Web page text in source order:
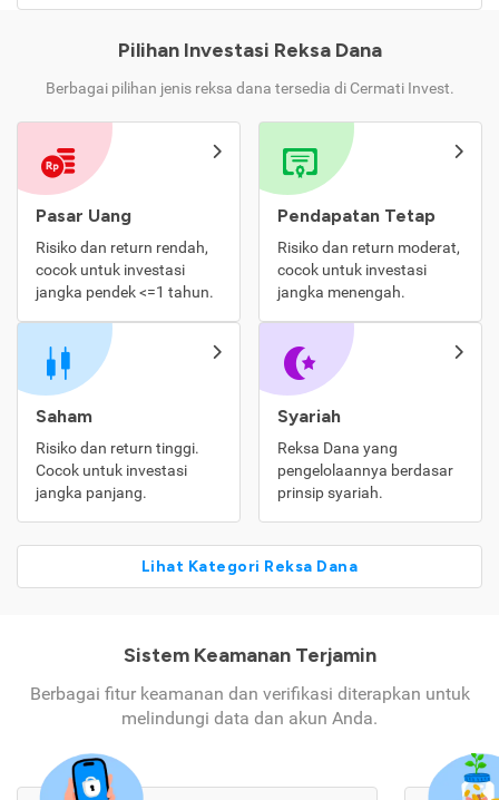
Pilihan Investasi Reksa Dana
Berbagai pilihan jenis reksa dana tersedia di Cermati Invest.
Pasar Uang
Risiko dan return rendah,
cocok untuk investasi
jangka pendek <=1 tahun.
Pendapatan Tetap
Risiko dan return moderat,
cocok untuk investasi
jangka menengah.
Saham
Risiko dan return tinggi.
Cocok untuk investasi
jangka panjang.
Syariah
Reksa Dana yang
pengelolaannya berdasar
prinsip syariah.
Lihat Kategori Reksa Dana
Sistem Keamanan Terjamin
Berbagai fitur keamanan dan verifikasi diterapkan untuk
melindungi data dan akun Anda.